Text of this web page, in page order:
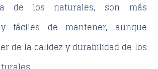
de los naturales, son más
y fáciles de mantener, aunque
de la calidez y durabilidad de los